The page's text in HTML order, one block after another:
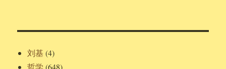
刘基 (4)
哲学 (648)